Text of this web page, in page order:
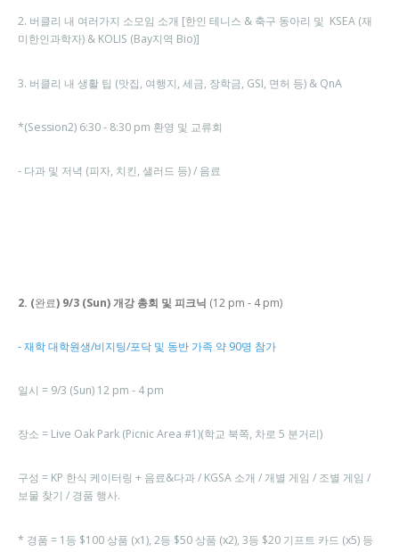
2. 버클리 내 여러가지 소모임 소개 [한인 테니스 & 축구 동아리 및 KSEA (재
미한인과학자) & KOLIS (Bay지역 Bio)]
3. 버클리 내 생활 팁 (맛집, 여행지, 세금, 장학금, GSI, 면허 등) & QnA
*(Session2) 6:30 - 8:30 pm 환영 및 교류회
- 다과 및 저녁 (피자, 치킨, 샐러드 등) / 음료
2. (완료) 9/3 (Sun) 개강 총회 및 피크닉 (12 pm - 4 pm)
- 재학 대학원생/비지팅/포닥 및 동반 가족 약 90명 참가
일시 = 9/3 (Sun) 12 pm - 4 pm
장소 = Live Oak Park (Picnic Area #1)(학교 북쪽, 차로 5 분거리)
구성 = KP 한식 케이터링 + 음료&다과 / KGSA 소개 / 개별 게임 / 조별 게임 /
보물 찾기 / 경품 행사.
* 경품 = 1등 $100 상품 (x1), 2등 $50 상품 (x2), 3등 $20 기프트 카드 (x5) 등